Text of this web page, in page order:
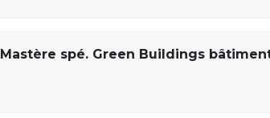
Mastère spé. Green Buildings